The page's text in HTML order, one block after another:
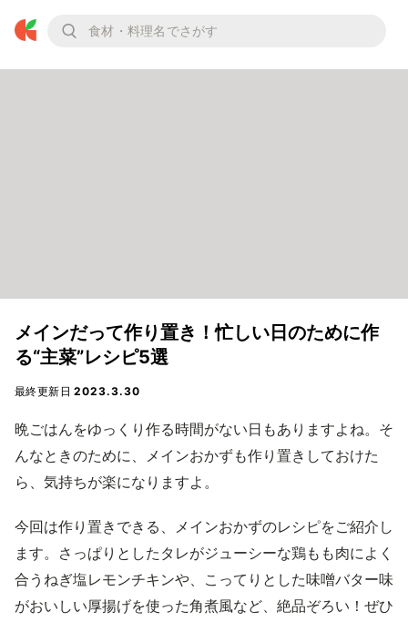
メインだって作り置き！忙しい日のために作
る“主菜”レシピ5選
最終更新日2023.3.30
晩ごはんをゆっくり作る時間がない日もありますよね。そ
んなときのために、メインおかずも作り置きしておけた
ら、気持ちが楽になりますよ。
今回は作り置きできる、メインおかずのレシピをご紹介し
ます。さっぱりとしたタレがジューシーな鶏もも肉によく
合うねぎ塩レモンチキンや、こってりとした味噌バター味
がおいしい厚揚げを使った角煮風など、絶品ぞろい！ぜひ